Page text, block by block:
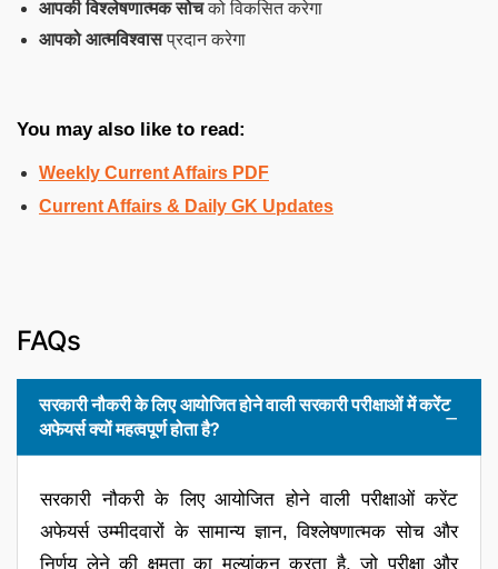
आपकी विश्लेषणात्मक सोचको विकसित करेगा
आपको आत्मविश्वासप्रदान करेगा
You may also like to read:
Weekly Current Affairs PDF
Current Affairs & Daily GK Updates
FAQs
सरकारी नौकरी के लिए आयोजित होने वाली सरकारी परीक्षाओं में करेंट
अफेयर्स क्यों महत्वपूर्ण होता है?
सरकारी नौकरी के लिए आयोजित होने वाली परीक्षाओं करेंट
अफेयर्स उम्मीदवारों के सामान्य ज्ञान, विश्लेषणात्मक सोच और
निर्णय लेने की क्षमता का मूल्यांकन करता है, जो परीक्षा और